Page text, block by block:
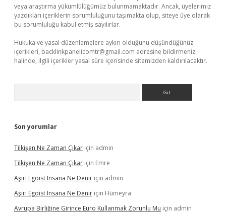
veya araştırma yükümlülüğümüz bulunmamaktadır. Ancak, üyelerimiz
yazdıkları içeriklerin sorumluluğunu taşımakta olup, siteye üye olarak
bu sorumluluğu kabul etmiş sayılırlar.
Hukuka ve yasal düzenlemelere aykırı olduğunu düşündüğünüz
içerikleri, backlinkpanelicomtr@gmail.com adresine bildirmeniz
halinde, ilgili içerikler yasal süre içerisinde sitemizden kaldırılacaktır.
Son yorumlar
Tilkişen Ne Zaman Çıkar için admin
Tilkişen Ne Zaman Çıkar için Emre
Aşırı Egoist Insana Ne Denir için admin
Aşırı Egoist Insana Ne Denir için Hümeyra
Avrupa Birliğine Girince Euro Kullanmak Zorunlu Mu için admin